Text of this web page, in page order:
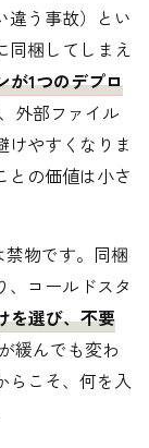
違う事故）とい
同梱してしまえ
が1つのデプロ
外部ファイル
けやすくなりま
との価値は小さ
禁物です。同梱
、コールドスタ
を選び、不要
緩んでも変わ
らこそ、何を入